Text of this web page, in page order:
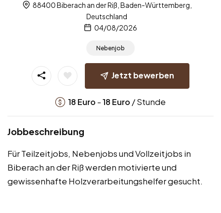
88400 Biberach an der Riß, Baden-Württemberg,
Deutschland
04/08/2026
Nebenjob
Jetzt bewerben
18 Euro -18 Euro / Stunde
Jobbeschreibung
Für Teilzeitjobs, Nebenjobs und Vollzeitjobs in
Biberach an der Riß werden motivierte und
gewissenhafte Holzverarbeitungshelfer gesucht.